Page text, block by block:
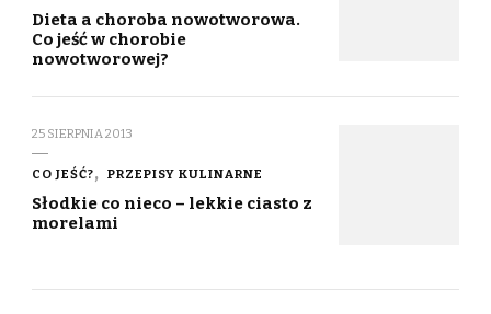
Dieta a choroba nowotworowa.
Co jeść w chorobie
nowotworowej?
25 SIERPNIA 2013
CO JEŚĆ? PRZEPISY KULINARNE
Słodkie co nieco – lekkie ciasto z
morelami